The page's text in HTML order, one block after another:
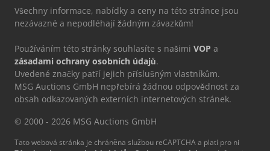
Všechny informace, nabídky a ceny na této stránce jsou
nezávazné a nepodléhají žádným závazkům!
Používáním této stránky souhlasíte s našimi VOP a
zásadami ochrany osobních údajů.
Uvedené značky patří jejich příslušným vlastníkům.
MSG Auctions GmbH nepřebírá žádnou odpovědnost za
obsah odkazovaných externích internetových stránek.
© 2000 - 2026 MSG Auctions GmbH
Tato webová stránka je chráněna službou reCAPTCHA a platí pro ni